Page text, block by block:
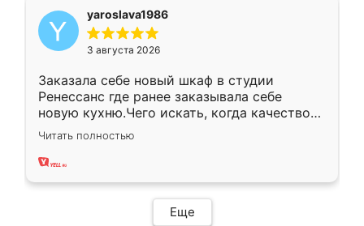
yaroslava1986
3 августа 2026
Заказала себе новый шкаф в студии
Ренессанс где ранее заказывала себе
новую кухню.Чего искать, когда качеством
вполне довольна. Служит кухня уже почти
два года, нареканий нет.
Читать полностью
Еще